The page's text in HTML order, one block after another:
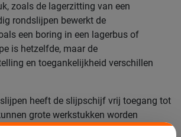
zoals de lagerzitting van een
rondslijpen bewerkt de
een boring in een lagerbus of
is hetzelfde, maar de
en toegankelijkheid verschillen
heeft de slijpschijf vrij toegang tot
grote werkstukken worden
rondslijpen moet de slijpspil in de